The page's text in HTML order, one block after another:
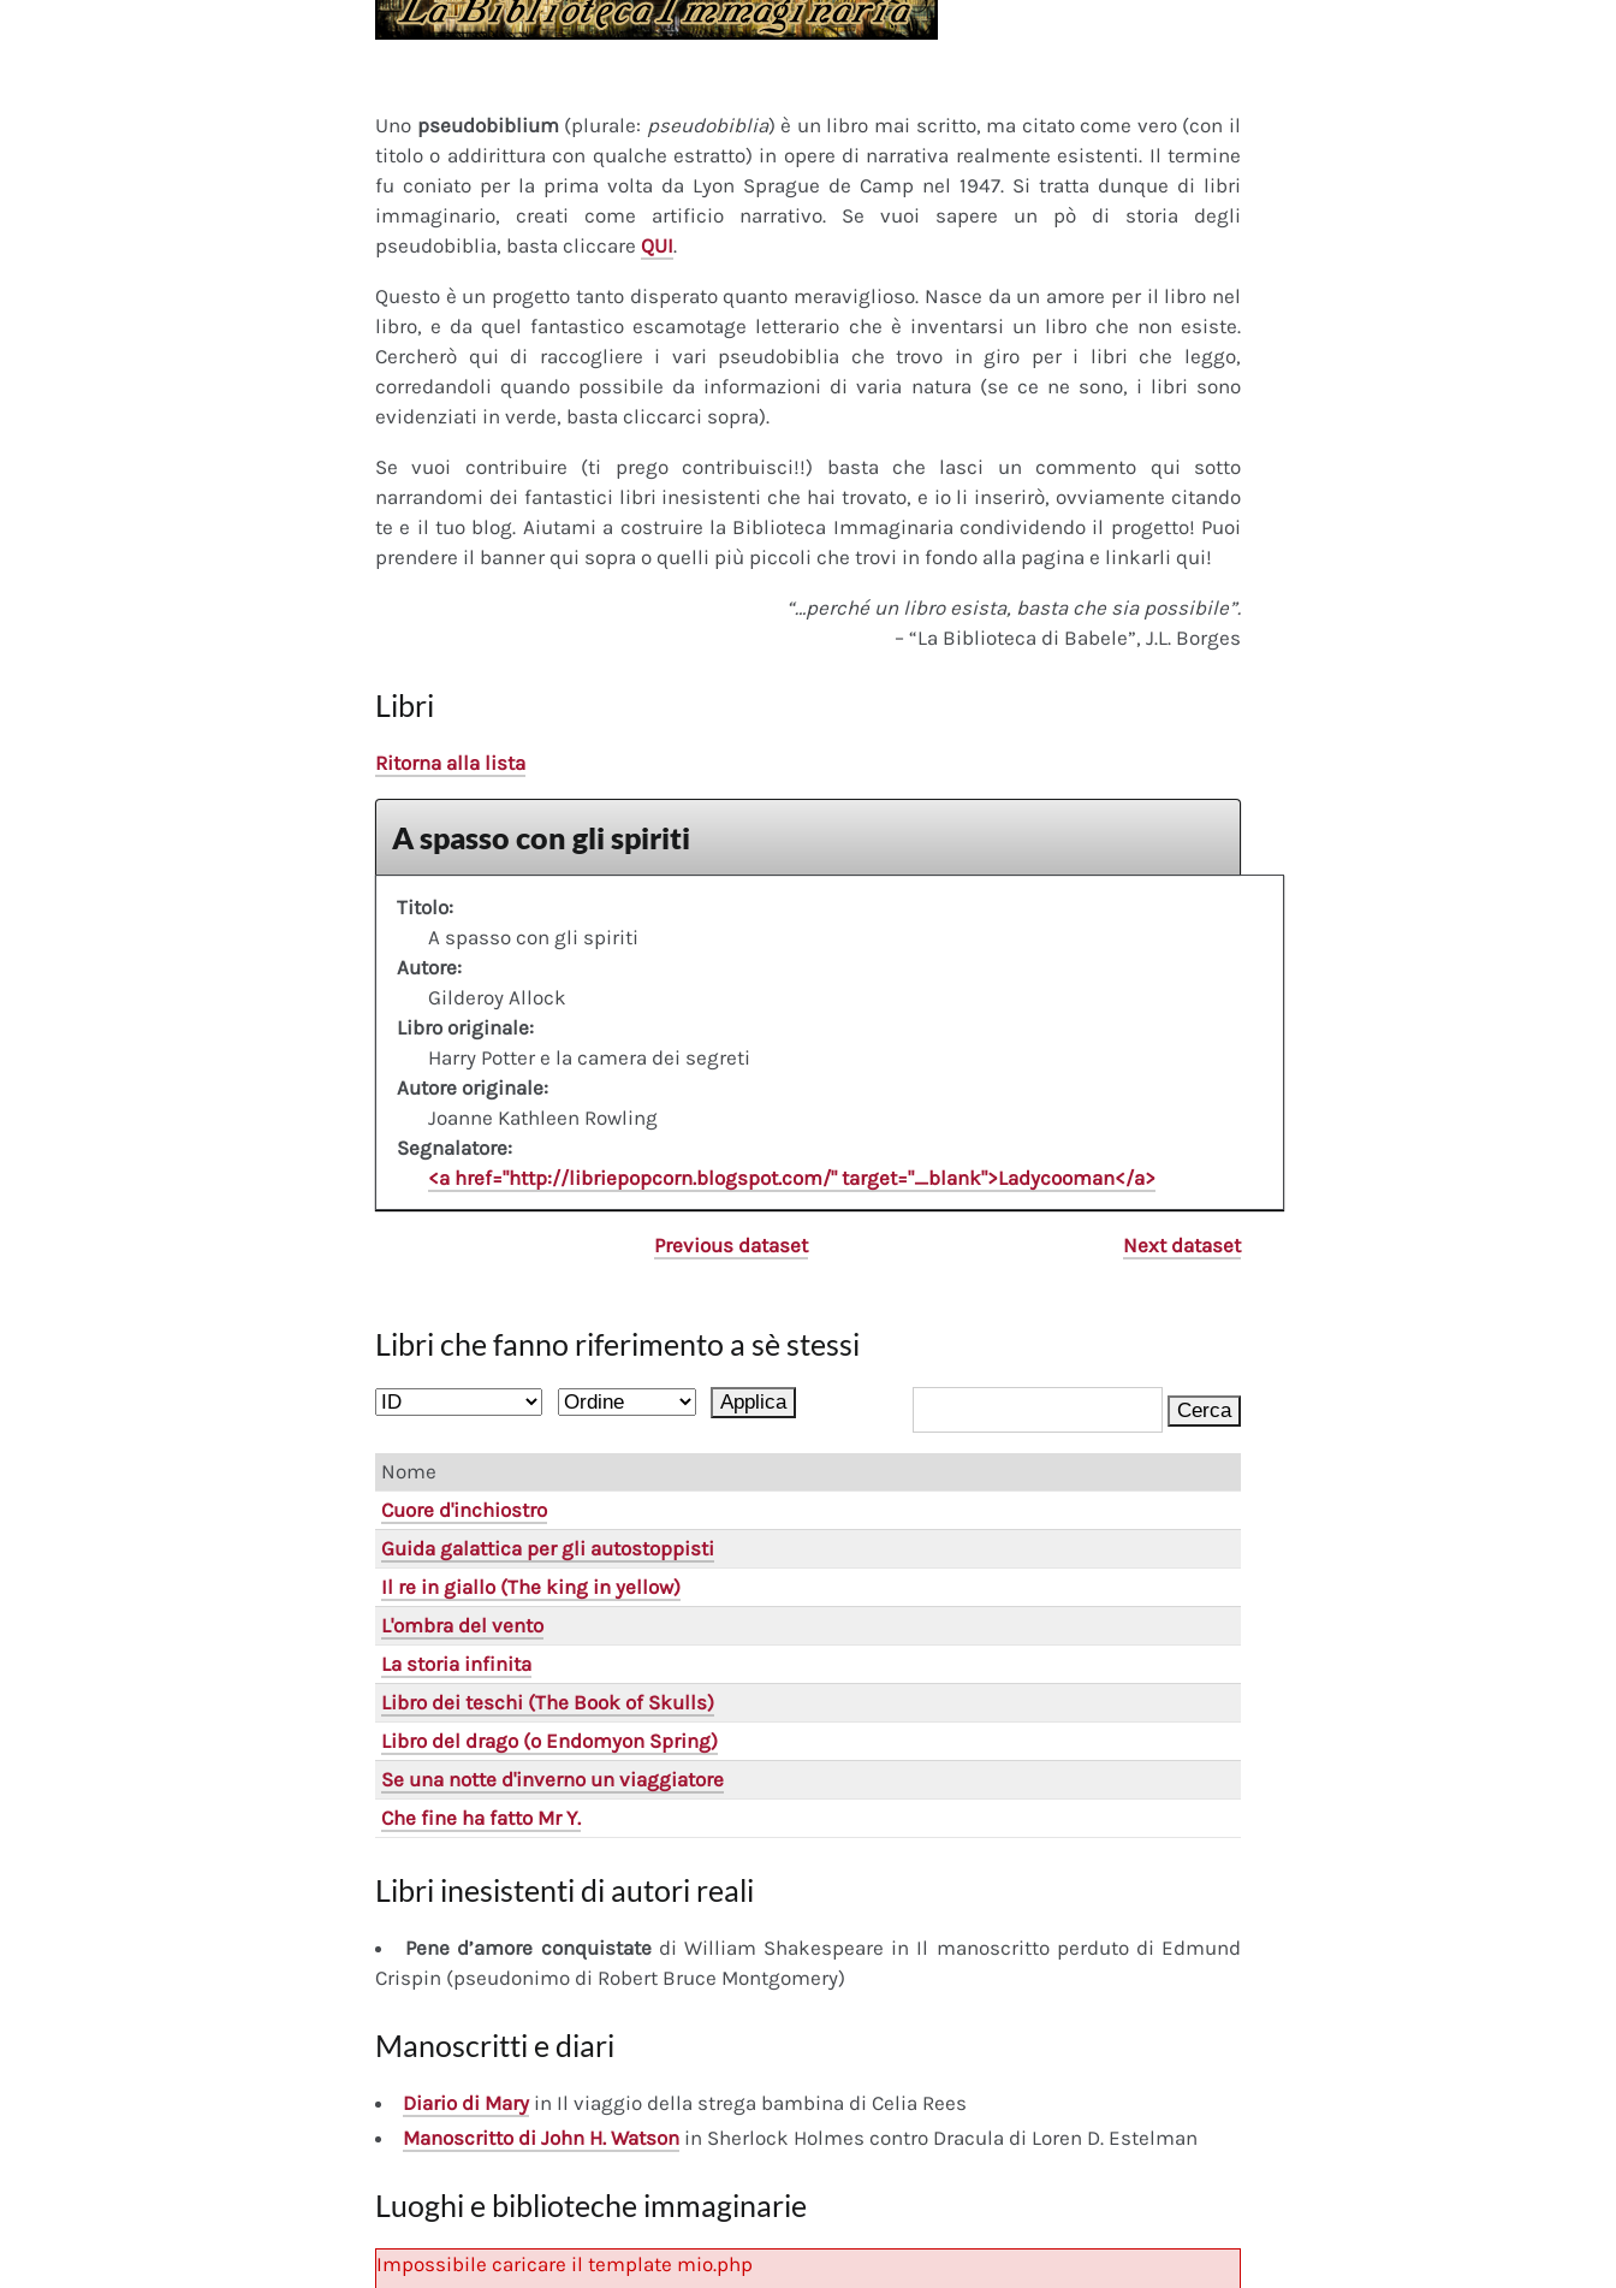
Uno pseudobiblium(plurale: pseudobiblia) è un libro mai scritto, ma citato come vero (con il
titolo o addirittura con qualche estratto) in opere di narrativa realmente esistenti. Il termine
fu coniato per la prima volta da Lyon Sprague de Camp nel 1947. Si tratta dunque di libri
immaginario, creati come artificio narrativo. Se vuoi sapere un pò di storia degli
pseudobiblia, basta cliccare QUI.
Questo è un progetto tanto disperato quanto meraviglioso. Nasce da un amore per il libro nel
libro, e da quel fantastico escamotage letterario che è inventarsi un libro che non esiste.
Cercherò qui di raccogliere i vari pseudobiblia che trovo in giro per i libri che leggo,
corredandoli quando possibile da informazioni di varia natura (se ce ne sono, i libri sono
evidenziati in verde, basta cliccarci sopra).
Se vuoi contribuire (ti prego contribuisci!!) basta che lasci un commento qui sotto
narrandomi dei fantastici libri inesistenti che hai trovato, e io li inserirò, ovviamente citando
te e il tuo blog. Aiutami a costruire la Biblioteca Immaginaria condividendo il progetto! Puoi
prendere il banner qui sopra o quelli più piccoli che trovi in fondo alla pagina e linkarli qui!
“…perché un libro esista, basta che sia possibile”.
– “La Biblioteca di Babele”, J.L. Borges
Libri
Ritorna alla lista
A spasso con gli spiriti
Titolo:
A spasso con gli spiriti
Autore:
Gilderoy Allock
Libro originale:
Harry Potter e la camera dei segreti
Autore originale:
Joanne Kathleen Rowling
Segnalatore:
<a href="http://libriepopcorn.blogspot.com/" target="_blank">Ladycooman</a>
Previous dataset Next dataset
Libri che fanno riferimento a sè stessi
Nome
Cuore d'inchiostro
Guida galattica per gli autostoppisti
Il re in giallo (The king in yellow)
L'ombra del vento
La storia infinita
Libro dei teschi (The Book of Skulls)
Libro del drago (o Endomyon Spring)
Se una notte d'inverno un viaggiatore
Che fine ha fatto Mr Y.
Libri inesistenti di autori reali
Pene d’amore conquistatedi William Shakespeare in Il manoscritto perduto di Edmund
Crispin (pseudonimo di Robert Bruce Montgomery)
Manoscritti e diari
Diario di Maryin Il viaggio della strega bambina di Celia Rees
Manoscritto di John H. Watson in Sherlock Holmes contro Dracula di Loren D. Estelman
Luoghi e biblioteche immaginarie
Impossibile caricare il template mio.php